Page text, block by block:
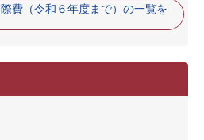
費（令和６年度まで）の一覧を